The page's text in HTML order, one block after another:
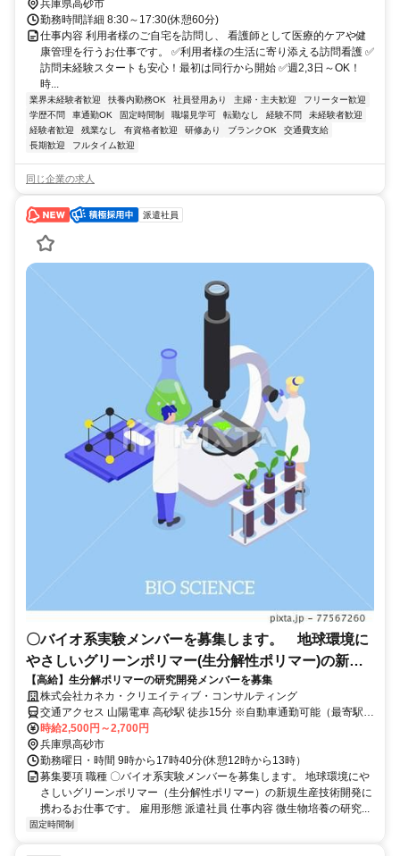
兵庫県高砂市
勤務時間詳細 8:30～17:30(休憩60分)
仕事内容 利用者様のご自宅を訪問し、 看護師として医療的ケアや健
康管理を行うお仕事です。 ✅利用者様の生活に寄り添える訪問看護 ✅
訪問未経験スタートも安心！最初は同行から開始 ✅週2,3日～OK！
時...
業界未経験者歓迎 扶養内勤務OK 社員登用あり 主婦・主夫歓迎
フリーター歓迎
学歴不問
車通勤OK 固定時間制 職場見学可 転勤なし 経験不問
未経験者歓迎
経験者歓迎
残業なし 有資格者歓迎 研修あり ブランクOK
交通費支給
長期歓迎
フルタイム歓迎
同じ企業の求人
派遣社員
〇バイオ系実験メンバーを募集します。 地球環境に
やさしいグリーンポリマー(生分解性ポリマー)の新規
生産技術開発に携わるお仕事です。
【高給】生分解ポリマーの研究開発メンバーを募集
株式会社カネカ・クリエイティブ・コンサルティング
交通アクセス 山陽電車 高砂駅 徒歩15分 ※自動車通勤可能（最寄駅か
ら２ｋｍ以上離れていること）
時給2,500円～2,700円
兵庫県高砂市
勤務曜日・時間 9時から17時40分(休憩12時から13時）
募集要項 職種 〇バイオ系実験メンバーを募集します。 地球環境にや
さしいグリーンポリマー（生分解性ポリマー）の新規生産技術開発に
携わるお仕事です。 雇用形態 派遣社員 仕事内容 微生物培養の研究...
固定時間制